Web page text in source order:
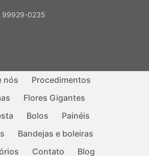
99929-0235
nós
Procedimentos
Flores Gigantes
Bolos
Painéis
Bandejas e boleiras
Contato Blog